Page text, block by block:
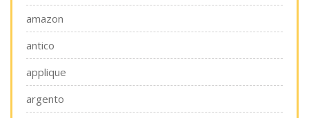
amazon
antico
applique
argento